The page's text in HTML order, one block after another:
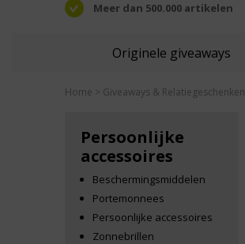
Meer dan 500.000 artikelen
Originele giveaways
Home > Giveaways & Relatiegeschenken
Persoonlijke
accessoires
Beschermingsmiddelen
Portemonnees
Persoonlijke accessoires
Zonnebrillen